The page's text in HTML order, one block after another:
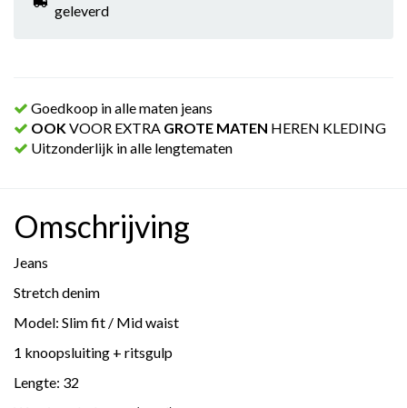
geleverd
Goedkoop in alle maten jeans
OOKVOOR EXTRA GROTE MATEN HEREN KLEDING
Uitzonderlijk in alle lengtematen
Omschrijving
Jeans
Stretch denim
Model: Slim fit / Mid waist
1 knoopsluiting + ritsgulp
Lengte: 32